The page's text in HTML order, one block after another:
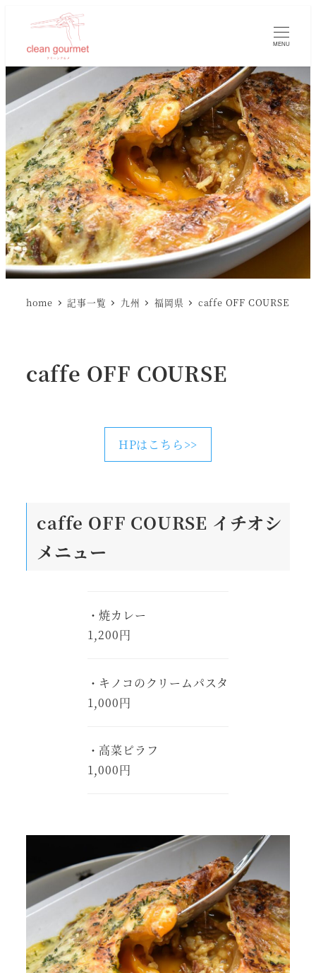
MENU
home 記事一覧 九州 福岡県 caffe OFF COURSE
caffe OFF COURSE
HPはこちら>>
caffe OFF COURSE イチオシ
メニュー
・焼カレー
1,200円
・キノコのクリームパスタ
1,000円
・高菜ピラフ
1,000円